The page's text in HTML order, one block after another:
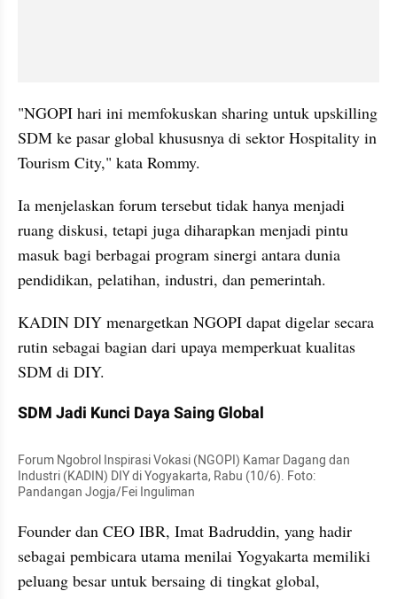
"NGOPI hari ini memfokuskan sharing untuk upskilling
SDM ke pasar global khususnya di sektor Hospitality in
Tourism City," kata Rommy.
Ia menjelaskan forum tersebut tidak hanya menjadi
ruang diskusi, tetapi juga diharapkan menjadi pintu
masuk bagi berbagai program sinergi antara dunia
pendidikan, pelatihan, industri, dan pemerintah.
KADIN DIY menargetkan NGOPI dapat digelar secara
rutin sebagai bagian dari upaya memperkuat kualitas
SDM di DIY.
SDM Jadi Kunci Daya Saing Global
Forum Ngobrol Inspirasi Vokasi (NGOPI) Kamar Dagang dan
Industri (KADIN) DIY di Yogyakarta, Rabu (10/6). Foto:
Pandangan Jogja/Fei Inguliman
Founder dan CEO IBR, Imat Badruddin, yang hadir
sebagai pembicara utama menilai Yogyakarta memiliki
peluang besar untuk bersaing di tingkat global,